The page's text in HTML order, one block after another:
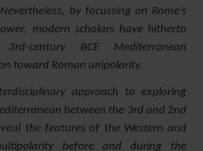
by focussing on Rome’s
modern scholars have hitherto
century BCE Mediterranean
toward Roman unipolarity.
approach to exploring
between the 3rd and 2nd
the features of the Western and
before and during the